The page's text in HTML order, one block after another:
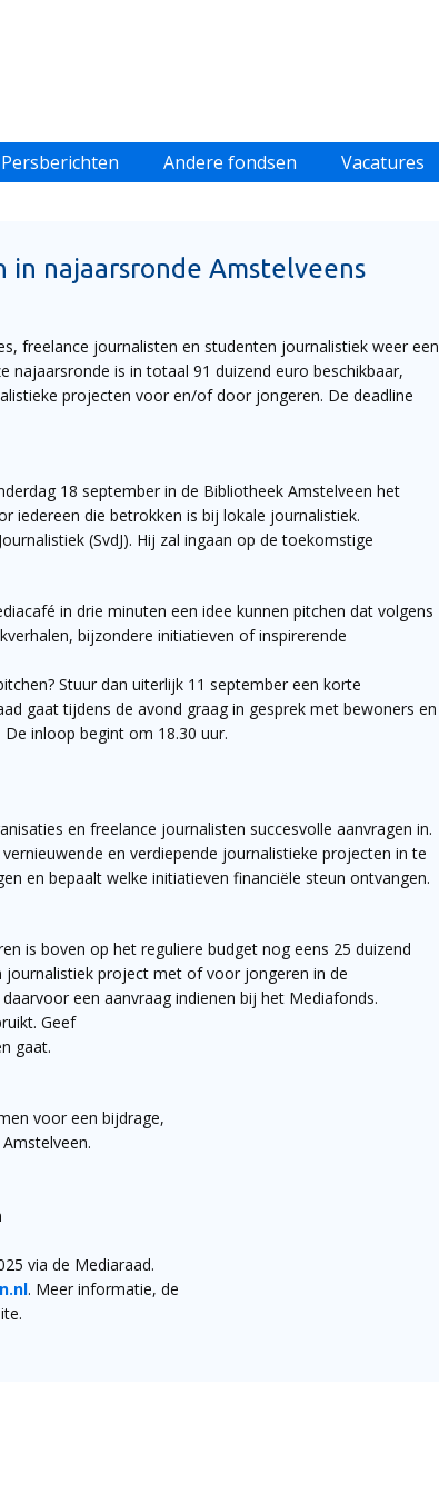
Persberichten Andere fondsen Vacatures
najaarsronde Amstelveens
freelance journalisten en studenten journalistiek weer een
najaarsronde is in totaal 91 duizend euro beschikbaar,
projecten voor en/of door jongeren. De deadline
18 september in de Bibliotheek Amstelveen het
iedereen die betrokken is bij lokale journalistiek.
(SvdJ). Hij zal ingaan op de toekomstige
in drie minuten een idee kunnen pitchen dat volgens
bijzondere initiatieven of inspirerende
Stuur dan uiterlijk 11 september een korte
gaat tijdens de avond graag in gesprek met bewoners en
inloop begint om 18.30 uur.
en freelance journalisten succesvolle aanvragen in.
en verdiepende journalistieke projecten in te
en bepaalt welke initiatieven financiële steun ontvangen.
is boven op het reguliere budget nog eens 25 duizend
project met of voor jongeren in de
een aanvraag indienen bij het Mediafonds.
Geef
gaat.
voor een bijdrage,
via de Mediaraad.
. Meer informatie, de